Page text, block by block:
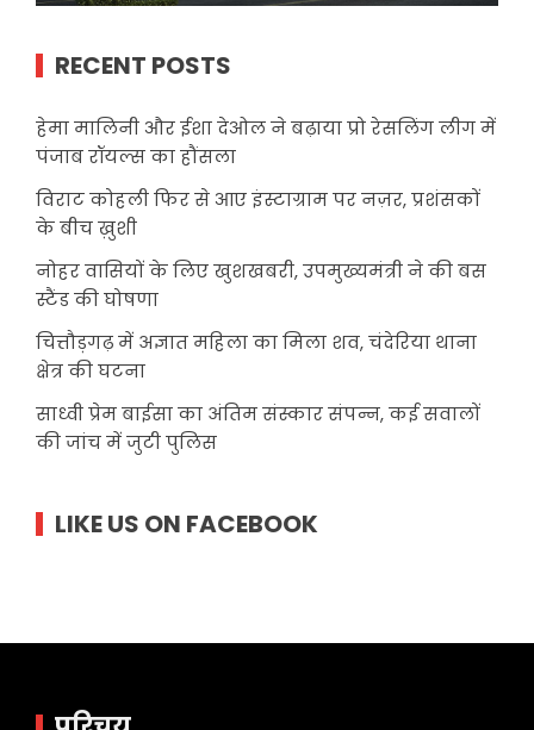
RECENT POSTS
हेमा मालिनी और ईशा देओल ने बढ़ाया प्रो रेसलिंग लीग में
पंजाब रॉयल्स का हौंसला
विराट कोहली फिर से आए इंस्टाग्राम पर नज़र, प्रशंसकों
के बीच ख़ुशी
नोहर वासियों के लिए खुशखबरी, उपमुख्यमंत्री ने की बस
स्टैंड की घोषणा
चित्तौड़गढ़ में अज्ञात महिला का मिला शव, चंदेरिया थाना
क्षेत्र की घटना
साध्वी प्रेम बाईसा का अंतिम संस्कार संपन्न, कई सवालों
की जांच में जुटी पुलिस
LIKE US ON FACEBOOK